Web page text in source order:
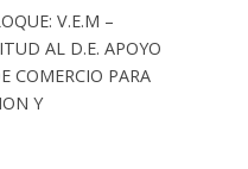
V.E.M –
AL D.E. APOYO
COMERCIO PARA
Y